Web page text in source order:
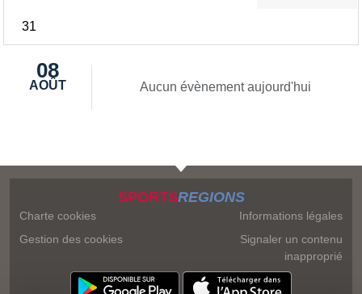
31
08
AOÛT Aucun évènement aujourd'hui
SPORTSREGIONS
Charte cookies
Gestion des cookies
Informations légales
Signaler un contenu
inapproprié